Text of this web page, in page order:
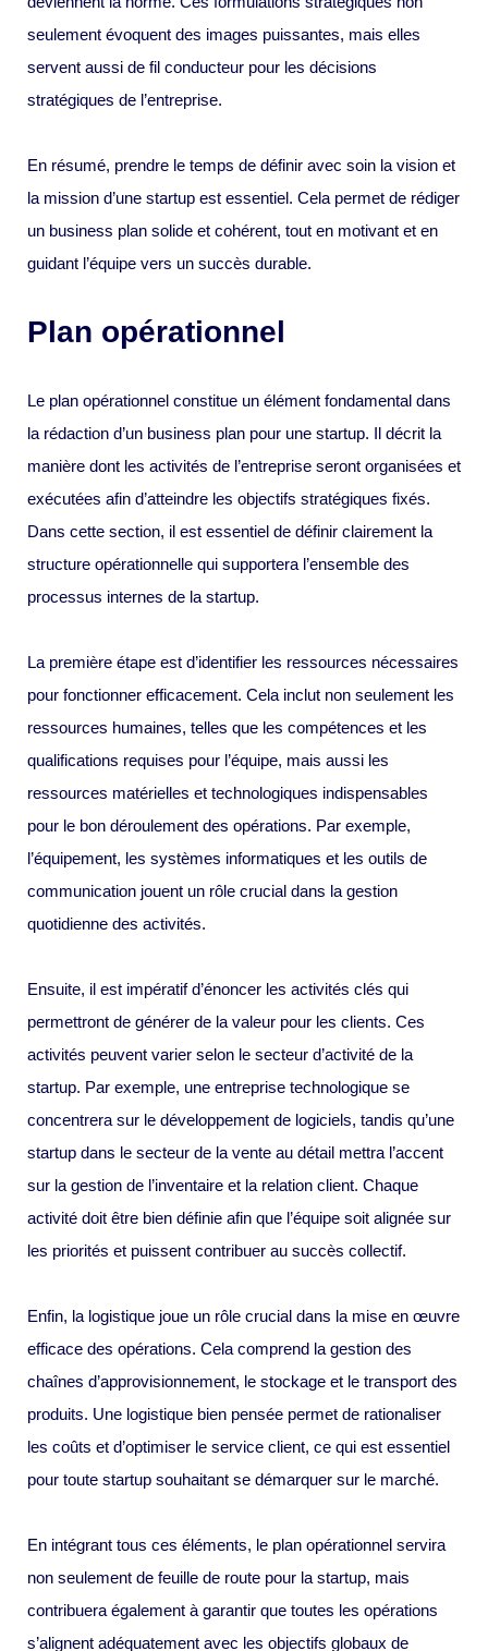
seulement évoquent des images puissantes, mais elles
servent aussi de fil conducteur pour les décisions
stratégiques de l’entreprise.
En résumé, prendre le temps de définir avec soin la vision et
la mission d’une startup est essentiel. Cela permet de rédiger
un business plan solide et cohérent, tout en motivant et en
guidant l’équipe vers un succès durable.
Plan opérationnel
Le plan opérationnel constitue un élément fondamental dans
la rédaction d’un business plan pour une startup. Il décrit la
manière dont les activités de l’entreprise seront organisées et
exécutées afin d’atteindre les objectifs stratégiques fixés.
Dans cette section, il est essentiel de définir clairement la
structure opérationnelle qui supportera l’ensemble des
processus internes de la startup.
La première étape est d’identifier les ressources nécessaires
pour fonctionner efficacement. Cela inclut non seulement les
ressources humaines, telles que les compétences et les
qualifications requises pour l’équipe, mais aussi les
ressources matérielles et technologiques indispensables
pour le bon déroulement des opérations. Par exemple,
l’équipement, les systèmes informatiques et les outils de
communication jouent un rôle crucial dans la gestion
quotidienne des activités.
Ensuite, il est impératif d’énoncer les activités clés qui
permettront de générer de la valeur pour les clients. Ces
activités peuvent varier selon le secteur d’activité de la
startup. Par exemple, une entreprise technologique se
concentrera sur le développement de logiciels, tandis qu’une
startup dans le secteur de la vente au détail mettra l’accent
sur la gestion de l’inventaire et la relation client. Chaque
activité doit être bien définie afin que l’équipe soit alignée sur
les priorités et puissent contribuer au succès collectif.
Enfin, la logistique joue un rôle crucial dans la mise en œuvre
efficace des opérations. Cela comprend la gestion des
chaînes d’approvisionnement, le stockage et le transport des
produits. Une logistique bien pensée permet de rationaliser
les coûts et d’optimiser le service client, ce qui est essentiel
pour toute startup souhaitant se démarquer sur le marché.
En intégrant tous ces éléments, le plan opérationnel servira
non seulement de feuille de route pour la startup, mais
contribuera également à garantir que toutes les opérations
s’alignent adéquatement avec les objectifs globaux de